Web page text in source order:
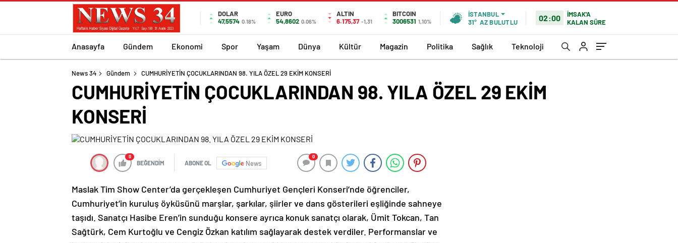
DOLAR
47,5574 0.18%
EURO
54,8602 0.06%
ALTIN
6.175,37 -1,31
BITCOIN
3006531 1,10%
İSTANBUL
31° AZ BULUTLU 02:00
İMSAK'A
KALAN SÜRE
Anasayfa Gündem Ekonomi Spor Yaşam Dünya Kültür Magazin Politika Sağlık Teknoloji
News 34 Gündem CUMHURİYETİN ÇOCUKLARINDAN 98. YILA ÖZEL 29 EKİM KONSERİ
CUMHURİYETİN ÇOCUKLARINDAN 98. YILA ÖZEL 29 EKİM
KONSERİ
0
BEĞENDİM ABONE OL News
0
Maslak Tim Show Center’da gerçekleşen Cumhuriyet Gençleri Konseri’nde öğrenciler,
Cumhuriyet’in kuruluş öyküsünü marşlar, şarkılar, şiirler ve dans gösterileri eşliğinde sahneye
taşıdı. Sanatçı Hasibe Eren’in sunduğu konsere ayrıca konuk sanatçı olarak, Ümit Tokcan, Tan
Sağtürk, Cem Kurtoğlu ve Cengiz Özkan katılım sağlayarak destek verdiler. Performanslar ve